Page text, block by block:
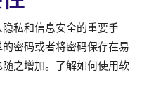
私和信息安全的重要手
密码或者将密码保存在易
之增加。了解如何使用软